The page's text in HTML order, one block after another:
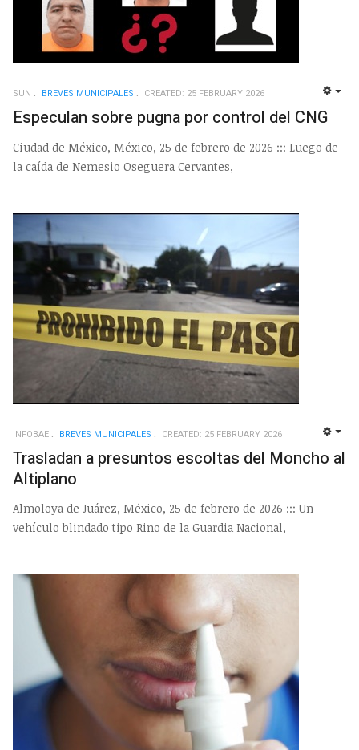
SUN BREVES MUNICIPALES CREATED: 25 FEBRUARY 2026
Especulan sobre pugna por control del CNG
Ciudad de México, México, 25 de febrero de 2026 ::: Luego de
la caída de Nemesio Oseguera Cervantes,
INFOBAE BREVES MUNICIPALES CREATED: 25 FEBRUARY 2026
Trasladan a presuntos escoltas del Moncho al
Altiplano
Almoloya de Juárez, México, 25 de febrero de 2026 ::: Un
vehículo blindado tipo Rino de la Guardia Nacional,